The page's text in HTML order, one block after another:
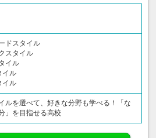
ドスタイル
スタイル
イル
イル
イル
ルを選べて、好きな分野も学べる！「な
」を目指せる高校